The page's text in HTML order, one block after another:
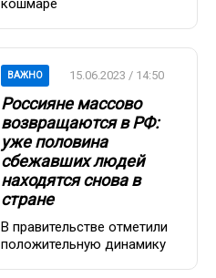
кошмаре
ВАЖНО 15.06.2023 / 14:50
Россияне массово
возвращаются в РФ:
уже половина
сбежавших людей
находятся снова в
стране
В правительстве отметили
положительную динамику